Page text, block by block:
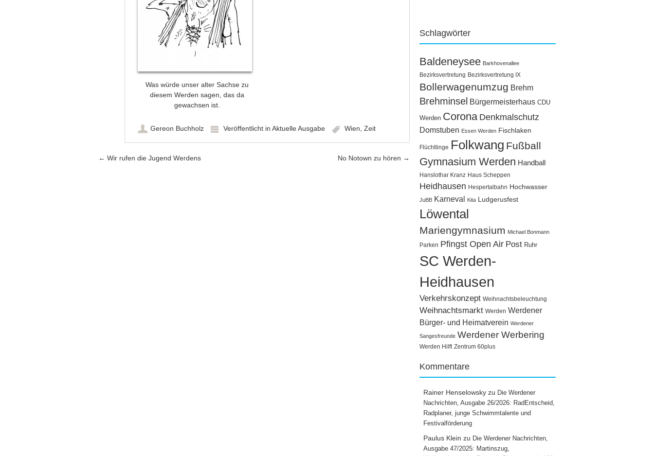
Was würde unser alter Sachse zu
diesem Werden sagen, das da
gewachsen ist.
Gereon Buchholz Veröffentlicht in Aktuelle Ausgabe Wien Zeit
Artikel-Navigation
← Wir rufen die Jugend Werdens No Notown zu hören →
Schlagwörter
Baldeneysee Barkhovenallee
Bezirksvertretung Bezirksvertretung IX
Bollerwagenumzug Brehm
Brehminsel Bürgermeisterhaus CDU
Werden Corona Denkmalschutz
Domstuben Essen Werden Fischlaken
Flüchtlinge Folkwang Fußball
Gymnasium Werden Handball
Hanslothar Kranz Haus Scheppen
Heidhausen Hespertalbahn Hochwasser
JuBB Karneval Kita Ludgerusfest
Löwental
Mariengymnasium Michael Bonmann
Parken Pfingst Open Air Post Ruhr
SC Werden-
Heidhausen
Verkehrskonzept Weihnachtsbeleuchtung
Weihnachtsmarkt Werden Werdener
Bürger- und Heimatverein Werdener
Sangesfreunde Werdener Werbering
Werden Hilft Zentrum 60plus
Kommentare
Rainer Henselowsky zu Die Werdener
Nachrichten, Ausgabe 26/2026: RadEntscheid,
Radplaner, junge Schwimmtalente und
Festivalförderung
Paulus Klein zu Die Werdener Nachrichten,
Ausgabe 47/2025: Martinszug,